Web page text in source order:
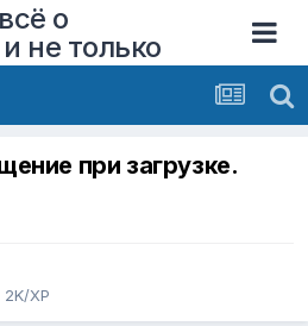
о
не только
при загрузке.
XP